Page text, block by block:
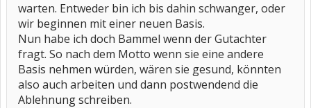
warten. Entweder bin ich bis dahin schwanger, oder
wir beginnen mit einer neuen Basis.
Nun habe ich doch Bammel wenn der Gutachter
fragt. So nach dem Motto wenn sie eine andere
Basis nehmen würden, wären sie gesund, könnten
also auch arbeiten und dann postwendend die
Ablehnung schreiben.